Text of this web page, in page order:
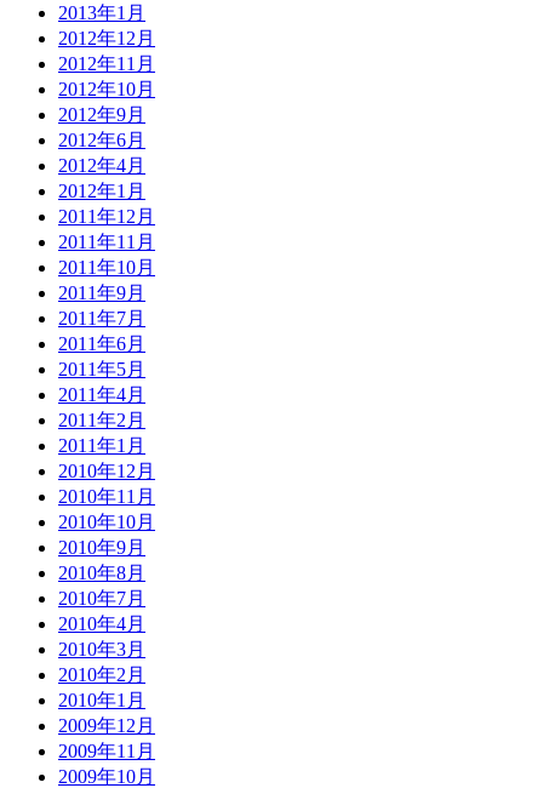
2013年1月
2012年12月
2012年11月
2012年10月
2012年9月
2012年6月
2012年4月
2012年1月
2011年12月
2011年11月
2011年10月
2011年9月
2011年7月
2011年6月
2011年5月
2011年4月
2011年2月
2011年1月
2010年12月
2010年11月
2010年10月
2010年9月
2010年8月
2010年7月
2010年4月
2010年3月
2010年2月
2010年1月
2009年12月
2009年11月
2009年10月